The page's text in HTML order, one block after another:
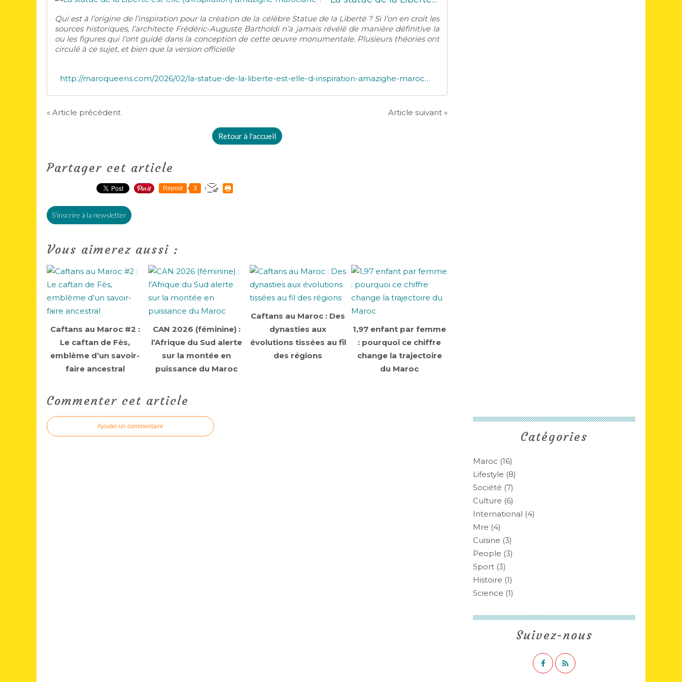
Qui est à l’origine de l’inspiration pour la création de la célèbre Statue de la Liberté ? Si l’on en croit les
sources historiques, l’architecte Frédéric-Auguste Bartholdi n’a jamais révélé de manière définitive la
ou les figures qui l’ont guidé dans la conception de cette œuvre monumentale. Plusieurs théories ont
circulé à ce sujet, et bien que la version officielle
http://maroqueens.com/2026/02/la-statue-de-la-liberte-est-elle-d-inspiration-amazighe-marocaine.html
« Article précédent Article suivant »
Retour à l'accueil
Partager cet article
Repost 3
S'inscrire à la newsletter
Vous aimerez aussi :
Caftans au Maroc #2 :
Le caftan de Fès,
emblème d’un savoir-
faire ancestral
CAN 2026 (féminine) :
l’Afrique du Sud alerte
sur la montée en
puissance du Maroc
Caftans au Maroc : Des
dynasties aux
évolutions tissées au fil
des régions
1,97 enfant par femme
: pourquoi ce chiffre
change la trajectoire
du Maroc
Commenter cet article
Ajouter un commentaire
Catégories
Maroc (16)
Lifestyle (8)
Société (7)
Culture (6)
International (4)
Mre (4)
Cuisine (3)
People (3)
Sport (3)
Histoire (1)
Science (1)
Suivez-nous